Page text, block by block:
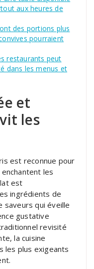
aux heures de
des portions plus
pourraient
restaurants peut
dans les menus et
et
les
est reconnue pour
les
est
ingrédients de
saveurs qui éveille
gustative
revisité
la cuisine
les plus exigeants